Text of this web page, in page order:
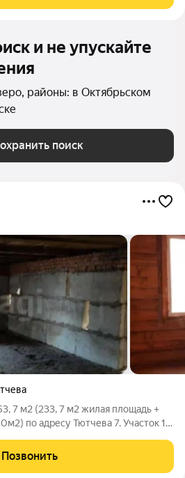
и не упускайте
районы: в Октябрьском
поиск
7 м2 (233, 7 м2 жилая площадь +
по адресу Тютчева 7. Участок 15
отопление. В шаговой
Позвонить